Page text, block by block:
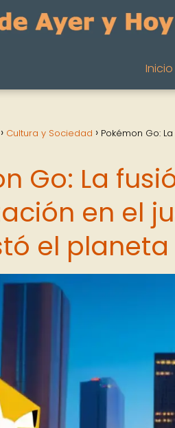
Inicio
Cultura y Sociedad
Pokémon Go:
Go: La
en el
el planeta